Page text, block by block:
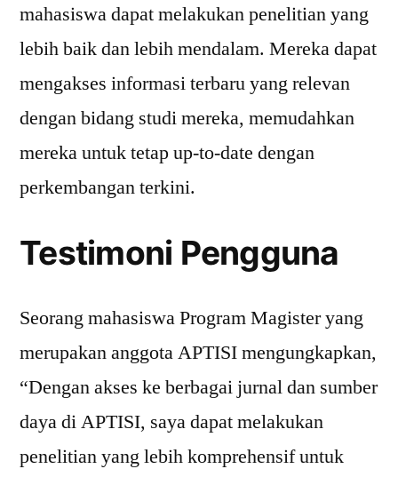
mahasiswa dapat melakukan penelitian yang
lebih baik dan lebih mendalam. Mereka dapat
mengakses informasi terbaru yang relevan
dengan bidang studi mereka, memudahkan
mereka untuk tetap up-to-date dengan
perkembangan terkini.
Testimoni Pengguna
Seorang mahasiswa Program Magister yang
merupakan anggota APTISI mengungkapkan,
“Dengan akses ke berbagai jurnal dan sumber
daya di APTISI, saya dapat melakukan
penelitian yang lebih komprehensif untuk